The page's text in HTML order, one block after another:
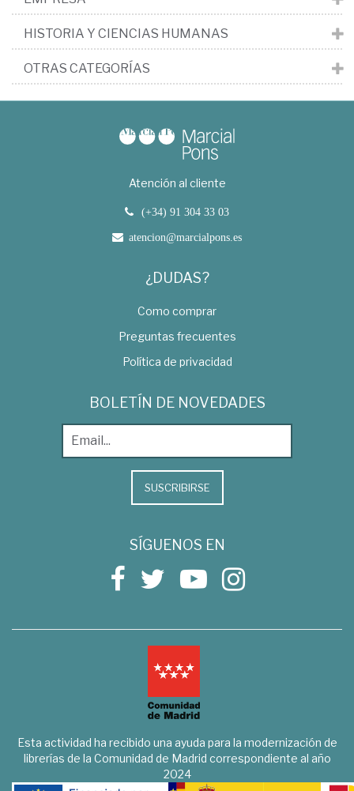
HISTORIA Y CIENCIAS HUMANAS
OTRAS CATEGORÍAS
Atención al cliente
(+34) 91 304 33 03
atencion@marcialpons.es
¿DUDAS?
Como comprar
Preguntas frecuentes
Política de privacidad
BOLETÍN DE NOVEDADES
SUSCRIBIRSE
SÍGUENOS EN
Esta actividad ha recibido una ayuda para la modernización de
librerías de la Comunidad de Madrid correspondiente al año
2024